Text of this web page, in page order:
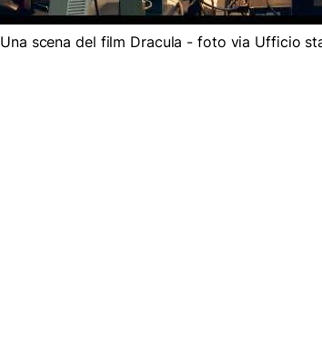
Una scena del film Dracula - foto via Ufficio